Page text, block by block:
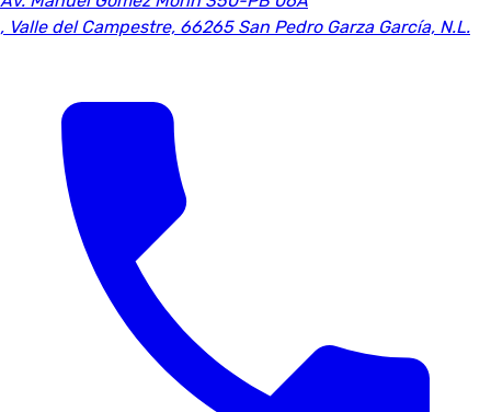
, Valle del Campestre, 66265 San Pedro Garza García, N.L.